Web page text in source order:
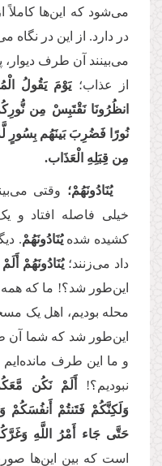
می‌شود که این‌ها کاملاً
در دارد. از این در نگاه
می‌بینند آن طرف
از عذاب؛یَوْمَ یَقُولُ
انظُرُونَا نَقْتَبِسْ مِن
نُورًا فَضُرِبَ بَینَهُم بِسُورٍ
مِن قِبَلِهِ الْعَذَاب.
یُنَادُونَهُمْ؛ وقتی
خیلی فاصله افتاد و
کشیده شدهیُنَادُونَهُمْ.
داد می‌زنند؛یُنَادُونَهُمْ
این‌طور شد؟! ما که
محله بودیم، اهل یک
این‌طور شد که شما آن
و ما این طرف مانده‌ایم
نبودیم؟! أَلَمْ نَكُن
وَلَكِنَّكُمْ فَتَنتُمْ أَنفُسَكُمْ
حَتَّى جَاء أَمْرُ اللَّهِ
است که بین این‌ها